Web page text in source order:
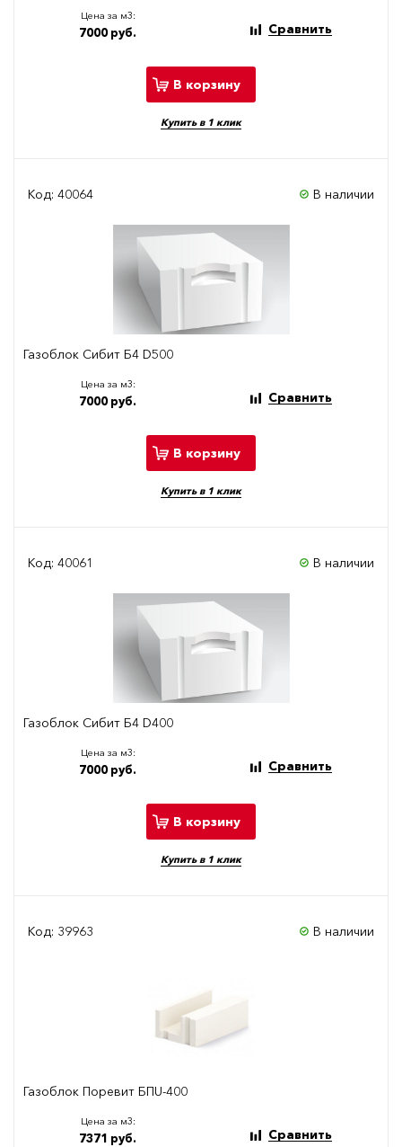
Цена за м3:
7000 руб. Сравнить
В корзину
Купить в 1 клик
Код: 40064 В наличии
Газоблок Сибит Б4 D500
Цена за м3:
7000 руб. Сравнить
В корзину
Купить в 1 клик
Код: 40061 В наличии
Газоблок Сибит Б4 D400
Цена за м3:
7000 руб. Сравнить
В корзину
Купить в 1 клик
Код: 39963 В наличии
Газоблок Поревит БПU-400
Цена за м3:
7371 руб. Сравнить